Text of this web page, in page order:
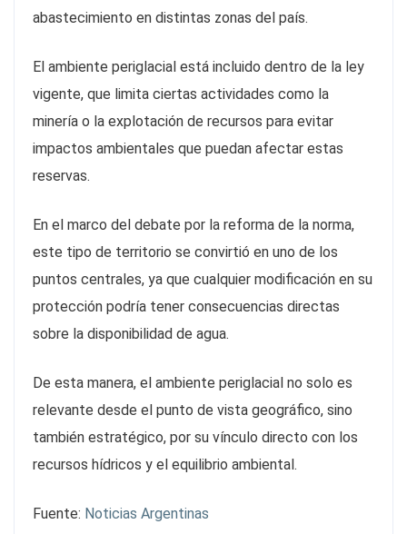
abastecimiento en distintas zonas del país.
El ambiente periglacial está incluido dentro de la ley
vigente, que limita ciertas actividades como la
minería o la explotación de recursos para evitar
impactos ambientales que puedan afectar estas
reservas.
En el marco del debate por la reforma de la norma,
este tipo de territorio se convirtió en uno de los
puntos centrales, ya que cualquier modificación en su
protección podría tener consecuencias directas
sobre la disponibilidad de agua.
De esta manera, el ambiente periglacial no solo es
relevante desde el punto de vista geográfico, sino
también estratégico, por su vínculo directo con los
recursos hídricos y el equilibrio ambiental.
Fuente: Noticias Argentinas